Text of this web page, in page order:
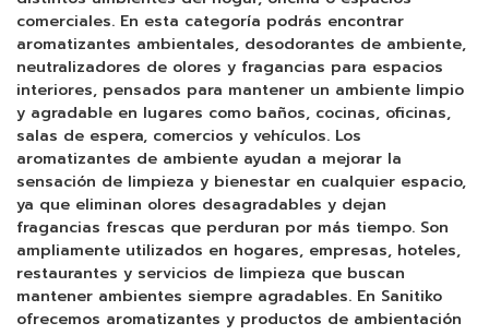
comerciales. En esta categoría podrás encontrar
aromatizantes ambientales, desodorantes de ambiente,
neutralizadores de olores y fragancias para espacios
interiores, pensados para mantener un ambiente limpio
y agradable en lugares como baños, cocinas, oficinas,
salas de espera, comercios y vehículos. Los
aromatizantes de ambiente ayudan a mejorar la
sensación de limpieza y bienestar en cualquier espacio,
ya que eliminan olores desagradables y dejan
fragancias frescas que perduran por más tiempo. Son
ampliamente utilizados en hogares, empresas, hoteles,
restaurantes y servicios de limpieza que buscan
mantener ambientes siempre agradables. En Sanitiko
ofrecemos aromatizantes y productos de ambientación